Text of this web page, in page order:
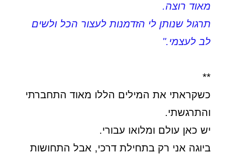
מאוד רוצה.
תרגול שנותן לי הזדמנות לעצור הכל ולשים
לב לעצמי."
**
כשקראתי את המילים הללו מאוד התחברתי
והתרגשתי.
יש כאן עולם ומלואו עבורי.
ביוגה אני רק בתחילת דרכי, אבל התחושות